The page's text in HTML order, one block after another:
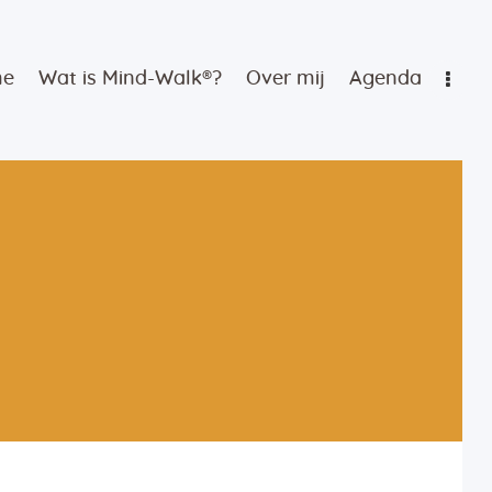
Wat is Mind-Walk®? Over mij Agenda